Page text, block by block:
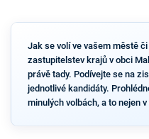
Jak se volí ve vašem městě
zastupitelstev krajů v obci
právě tady. Podívejte se na
jednotlivé kandidáty.
minulých volbách, a to nejen